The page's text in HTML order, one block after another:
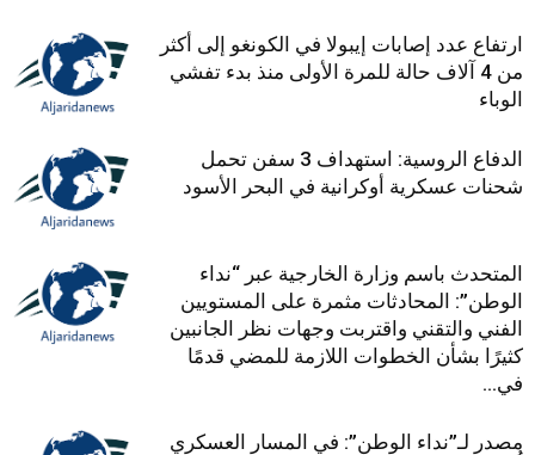
ارتفاع عدد إصابات إيبولا في الكونغو إلى أكثر
من 4 آلاف حالة للمرة الأولى منذ بدء تفشي
الوباء
الدفاع الروسية: استهداف 3 سفن تحمل
شحنات عسكرية أوكرانية في البحر الأسود
المتحدث باسم وزارة الخارجية عبر “نداء
الوطن”: المحادثات مثمرة على المستويين
الفني والتقني واقتربت وجهات نظر الجانبين
كثيرًا بشأن الخطوات اللازمة للمضي قدمًا
في...
مصدر لـ”نداء الوطن”: في المسار العسكري